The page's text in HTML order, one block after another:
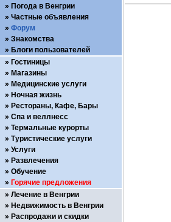
Погода в Венгрии
Частные объявления
Форум
Знакомства
Блоги пользователей
Гостиницы
Магазины
Медицинские услуги
Ночная жизнь
Рестораны, Кафе, Бары
Спа и веллнесс
Термальные курорты
Туристические услуги
Услуги
Развлечения
Обучение
Горячие предложения
Лечение в Венгрии
Недвижимость в Венгрии
Распродажи и скидки